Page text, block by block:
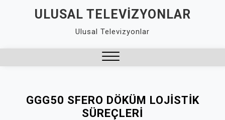
ULUSAL TELEVIZYONLAR
Ulusal Televizyonlar
GGG50 SFERO DÖKÜM LOJISTIK
SÜREÇLERI